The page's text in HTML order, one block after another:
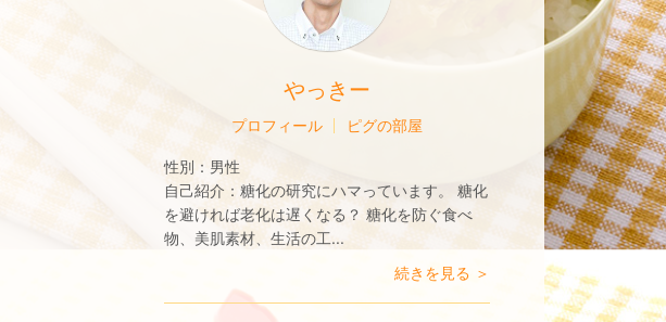
やっきー
プロフィール ピグの部屋
性別： 男性
自己紹介： 糖化の研究にハマっています。 糖化
を避ければ老化は遅くなる？ 糖化を防ぐ食べ
物、美肌素材、生活の工...
続きを見る ＞